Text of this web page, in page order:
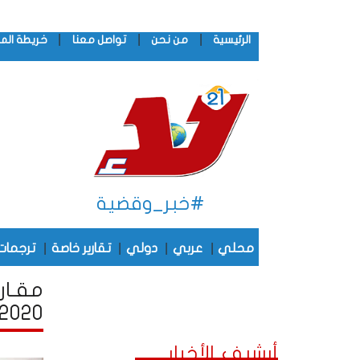
الرئيسية من نحن تواصل معنا خريطة
#خبر_وقضية
محلي عربي دولي تقارير خاصة
2020
أرشيف الأخبار